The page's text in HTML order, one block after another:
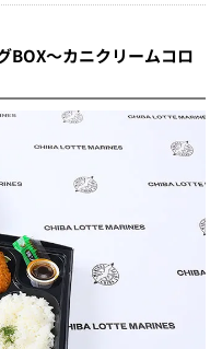
BOX～カニクリームコロ